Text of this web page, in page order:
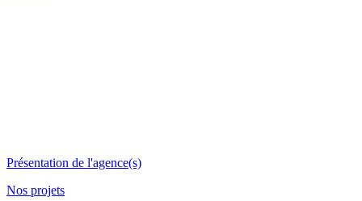
Présentation de l'agence(s)
Nos projets